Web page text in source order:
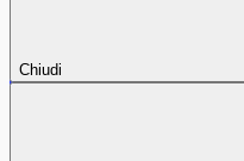
Chiudi